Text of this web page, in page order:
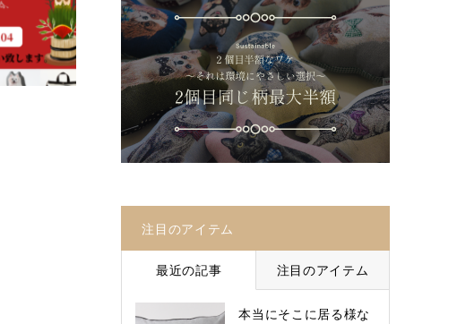
注目のアイテム
最近の記事 注目のアイテム
本当にそこに居る様な